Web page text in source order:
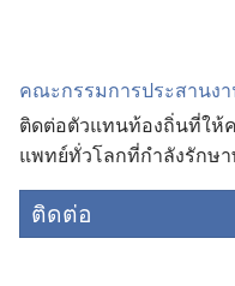
คณะ​กรรมการ​ประสาน​ง
ติด​ต่อ​ตัว​แทน​ท้องถิ่น​ที่​ให้​
แพทย์​ทั่ว​โลก​ที่​กำลัง​รักษ
ติดต่อ